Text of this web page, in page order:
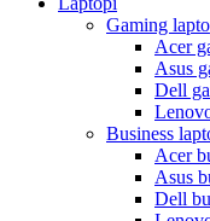
Gaming
Acer
Asus
Dell
Business
Acer
Asus
Dell